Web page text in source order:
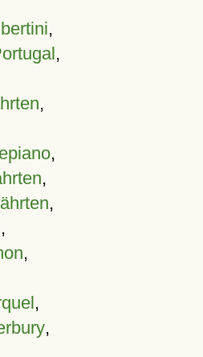
,
,
,
,
,
,
,
,
,
,